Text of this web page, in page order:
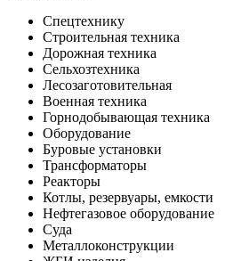
Спецтехнику
Строительная техника
Дорожная техника
Сельхозтехника
Лесозаготовительная
Военная техника
Горнодобывающая техника
Оборудование
Буровые установки
Трансформаторы
Реакторы
Котлы, резервуары, емкости
Нефтегазовое оборудование
Cуда
Металлоконструкции